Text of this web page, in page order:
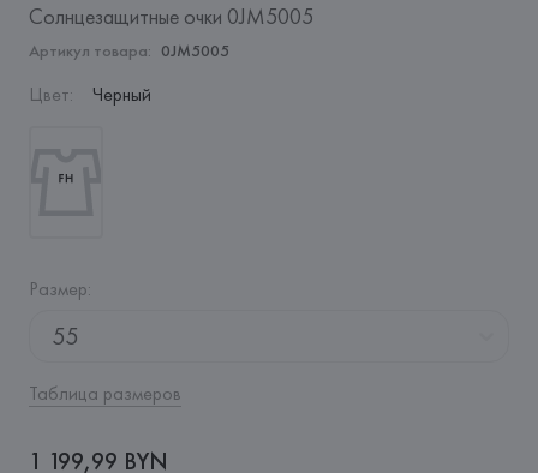
Солнцезащитные очки 0JM5005
Артикул товара: 0JM5005
Цвет: Черный
Размер:
55
Таблица размеров
1 199,99 BYN